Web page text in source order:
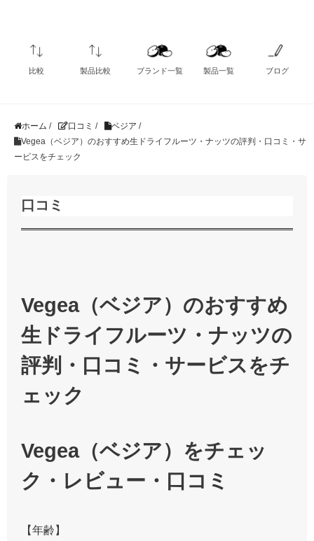
比較 製品比較 ブランド一覧 製品一覧 ブログ
ホーム / 口コミ / ベジア /
Vegea（ベジア）のおすすめ生ドライフルーツ・ナッツの評判・口コミ・サ
ービスをチェック
口コミ
Vegea（ベジア）のおすすめ
生ドライフルーツ・ナッツの
評判・口コミ・サービスをチ
ェック
Vegea（ベジア）をチェッ
ク・レビュー・口コミ
【年齢】